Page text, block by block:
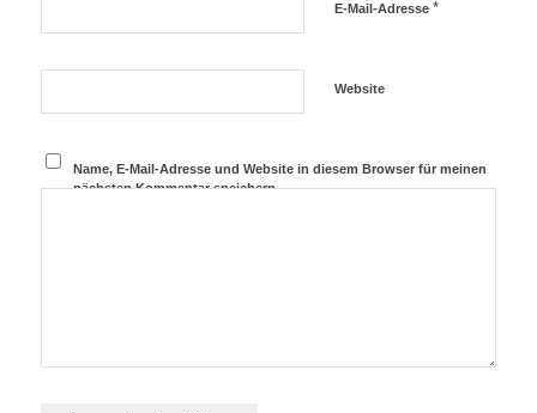
E-Mail-Adresse *
Website
Name, E-Mail-Adresse und Website in diesem Browser für meinen
nächsten Kommentar speichern.